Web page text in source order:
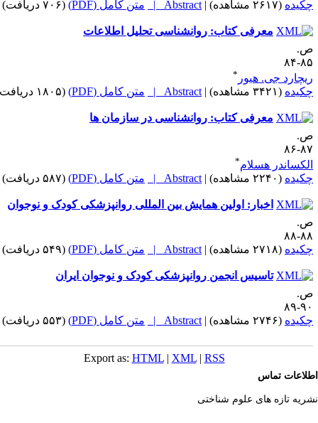
(۲۶۱۷ مشاهده) |
Abstract | متن کامل (PDF) (۷۰۶ دریافت)
معرفی کتاب: روانشناسی تحلیل اطلاعات
۸۴
جی. هیور
(۳۴۲۱ مشاهده) |
Abstract | متن کامل (PDF) (۱۸۰۵ دریافت)
معرفی کتاب: روانشناسی در سازمان ها
۸۶
هسلام*
(۲۲۴۰ مشاهده) |
Abstract | متن کامل (PDF) (۵۸۷ دریافت)
اخبار: اولین همایش بین المللی روانپزشکی کودک و نوجوان
۸۸
(۲۷۱۸ مشاهده) |
Abstract | متن کامل (PDF) (۵۴۹ دریافت)
تاسیس انجمن روانپزشکی کودک و نوجوان ایران
۸۹
(۲۷۴۶ مشاهده) |
Abstract | متن کامل (PDF) (۵۵۳ دریافت)
Export as:HTML |XML|RSS
تماس
تازه های علوم شناختی